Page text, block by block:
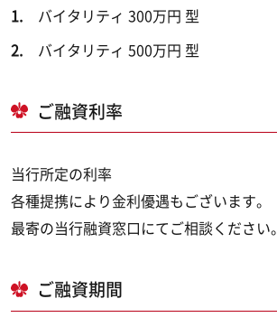
バイタリティ 300万円 型
バイタリティ 500万円 型
ご融資利率
当行所定の利率
各種提携により金利優遇もございます。
最寄の当行融資窓口にてご相談ください。
ご融資期間